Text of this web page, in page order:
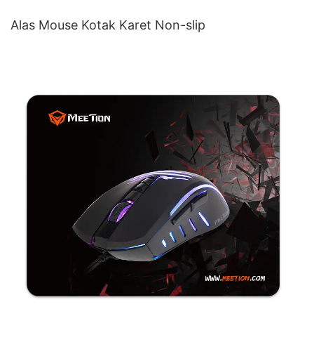
Alas Mouse Kotak Karet Non-slip